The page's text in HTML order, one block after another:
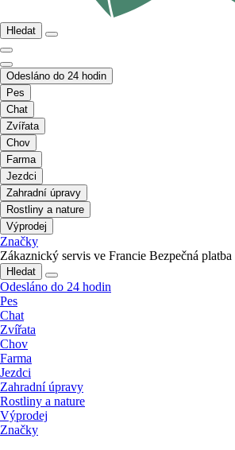
Hledat
Odesláno do 24 hodin
Pes
Chat
Zvířata
Chov
Farma
Jezdci
Zahradní úpravy
Rostliny a nature
Výprodej
Značky
Zákaznický servis ve Francie Bezpečná platba
Hledat
Odesláno do 24 hodin
Pes
Chat
Zvířata
Chov
Farma
Jezdci
Zahradní úpravy
Rostliny a nature
Výprodej
Značky